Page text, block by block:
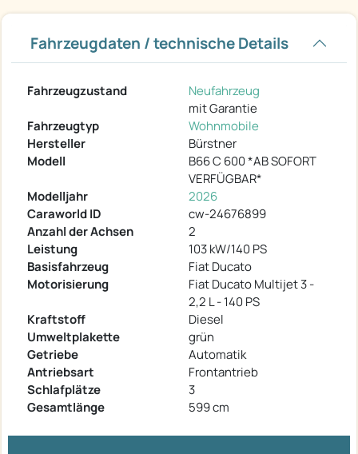
Fahrzeugdaten / technische Details
Fahrzeugzustand
Neufahrzeug
mit Garantie
Fahrzeugtyp
Wohnmobile
Hersteller
Bürstner
Modell
B66 C 600 *AB SOFORT
VERFÜGBAR*
Modelljahr
2026
Caraworld ID
cw-24676899
Anzahl der Achsen
2
Leistung
103 kW/140 PS
Basisfahrzeug
Fiat Ducato
Motorisierung
Fiat Ducato Multijet 3 -
2,2 L - 140 PS
Kraftstoff
Diesel
Umweltplakette
grün
Getriebe
Automatik
Antriebsart
Frontantrieb
Schlafplätze
3
Gesamtlänge
599 cm